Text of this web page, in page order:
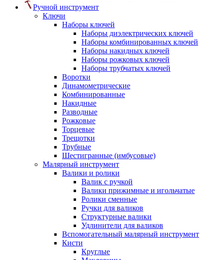
Ручной инструмент
Ключи
Наборы ключей
Наборы диэлектрических ключей
Наборы комбинированных ключей
Наборы накидных ключей
Наборы рожковых ключей
Наборы трубчатых ключей
Воротки
Динамометрические
Комбинированные
Накидные
Разводные
Рожковые
Торцевые
Трещотки
Трубные
Шестигранные (имбусовые)
Малярный инструмент
Валики и ролики
Валик с ручкой
Валики прижимные и игольчатые
Ролики сменные
Ручки для валиков
Структурные валики
Удлинители для валиков
Вспомогательный малярный инструмент
Кисти
Круглые